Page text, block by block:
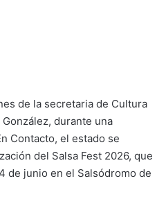
de la secretaria de Cultura
durante una
Contacto, el estado se
del Salsa Fest 2026, que
de junio en el Salsódromo de